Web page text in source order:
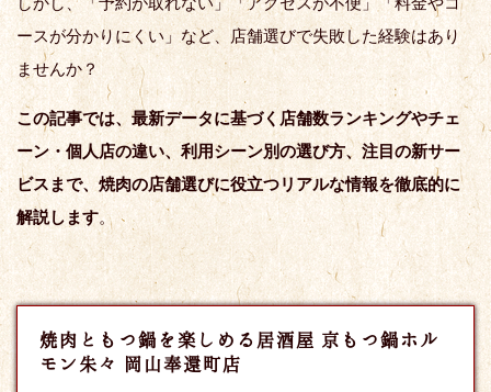
ースが分かりにくい」など、店舗選びで失敗した経験はあり
ませんか？
この記事では、最新データに基づく店舗数ランキングやチェ
ーン・個人店の違い、利用シーン別の選び方、注目の新サー
ビスまで、焼肉の店舗選びに役立つリアルな情報を徹底的に
解説します。
焼肉ともつ鍋を楽しめる居酒屋 京もつ鍋ホル
モン朱々 岡山奉還町店